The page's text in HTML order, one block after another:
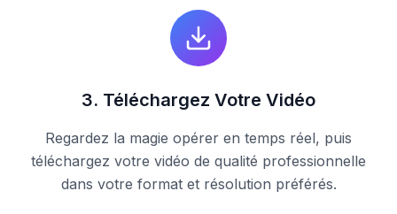
3. Téléchargez Votre Vidéo
Regardez la magie opérer en temps réel, puis
téléchargez votre vidéo de qualité professionnelle
dans votre format et résolution préférés.